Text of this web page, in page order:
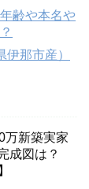
齢や本名や
那市産）
万新築実家
成図は？